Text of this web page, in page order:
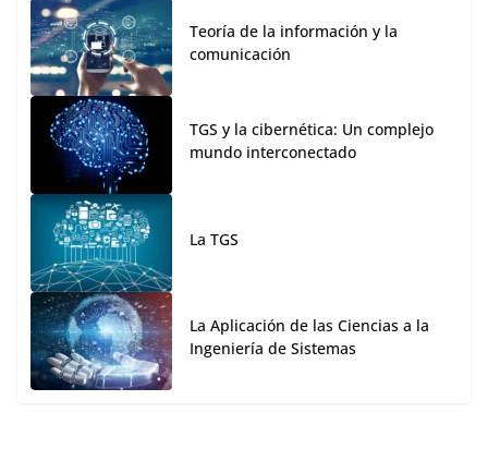
Teoría de la información y la
comunicación
TGS y la cibernética: Un complejo
mundo interconectado
La TGS
La Aplicación de las Ciencias a la
Ingeniería de Sistemas